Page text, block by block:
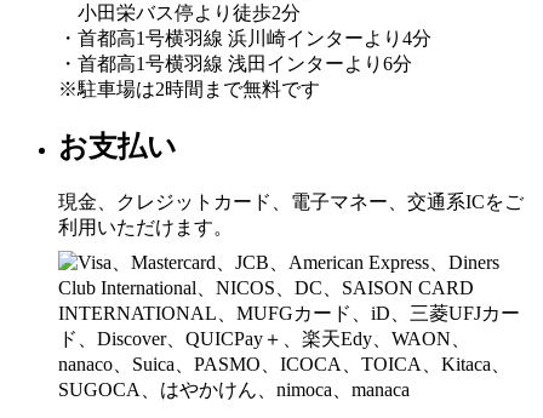
小田栄バス停より徒歩2分
・首都高1号横羽線 浜川崎インターより4分
・首都高1号横羽線 浅田インターより6分
※駐車場は2時間まで無料です
お支払い
現金、クレジットカード、電子マネー、交通系ICをご
利用いただけます。